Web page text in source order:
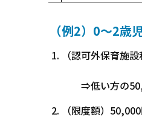
（例2）0～2
（認可外保育施
⇒低い方の
（限度額）